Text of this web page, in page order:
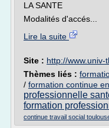
LA SANTE
Modalités d'accés...
Lire la suite
Site : http://www.univ-
Thèmes liés :
/ formation continue
professionnelle
formation
continue travail social